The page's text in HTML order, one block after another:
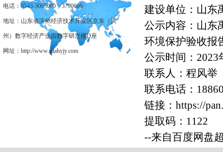
电话：0543-3065060；3790666
地址：山东省滨州经济技术开发区京东（滨
州）数字经济产业园数字研发楼D座
网址：http://www.sdahyjy.com
建设单位：山东
公示内容：山东
环境保护验收报
公示时间：
联系人：程风举
联系电话：
链接：https://
提取码：1122
--来自百度网盘